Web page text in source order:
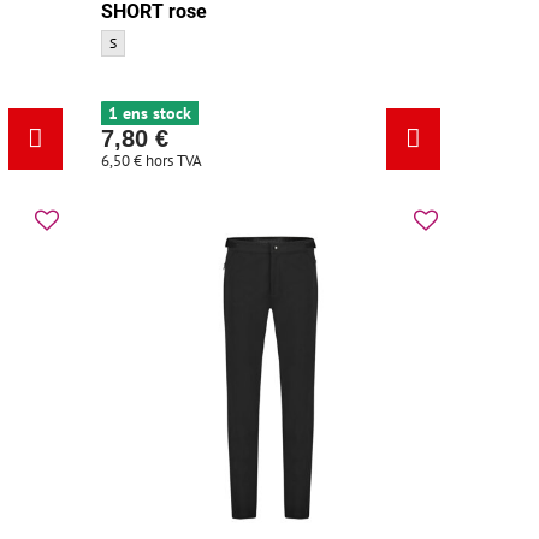
noir - Taille:noir - Taille:
noir - Couleur de base:
SHORT rose
PEARL IZUMI Pantalon femme FLASH SHORT rose - Taille:
S
1 ens stock
7,80 €
6,50 € hors TVA